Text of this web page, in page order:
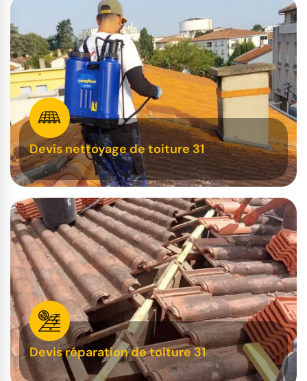
Devis nettoyage de toiture 31
Devis réparation de toiture 31